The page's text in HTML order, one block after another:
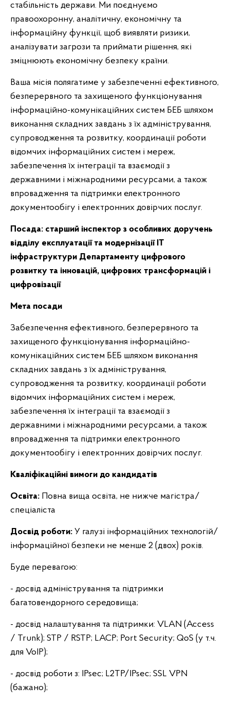
стабільність держави. Ми поєднуємо
правоохоронну, аналітичну, економічну та
інформаційну функції, щоб виявляти ризики,
аналізувати загрози та приймати рішення, які
зміцнюють економічну безпеку країни.
Ваша місія полягатиме у забезпеченні ефективного,
безперервного та захищеного функціонування
інформаційно-комунікаційних систем БЕБ шляхом
виконання складних завдань з їх адміністрування,
супроводження та розвитку, координації роботи
відомчих інформаційних систем і мереж,
забезпечення їх інтеграції та взаємодії з
державними і міжнародними ресурсами, а також
впровадження та підтримки електронного
документообігу і електронних довірчих послуг.
Посада: старший інспектор з особливих доручень
відділу експлуатації та модернізації ІТ
інфраструктури Департаменту цифрового
розвитку та інновацій, цифрових трансформацій і
цифровізації
Мета посади
Забезпечення ефективного, безперервного та
захищеного функціонування інформаційно-
комунікаційних систем БЕБ шляхом виконання
складних завдань з їх адміністрування,
супроводження та розвитку, координації роботи
відомчих інформаційних систем і мереж,
забезпечення їх інтеграції та взаємодії з
державними і міжнародними ресурсами, а також
впровадження та підтримки електронного
документообігу і електронних довірчих послуг.
Кваліфікаційні вимоги до кандидатів
Освіта: Повна вища освіта, не нижче магістра/
спеціаліста
Досвід роботи: У галузі інформаційних технологій/
інформаційної безпеки не менше 2 (двох) років.
Буде перевагою:
- досвід адміністрування та підтримки
багатовендорного середовища;
- досвід налаштування та підтримки: VLAN (Access
/ Trunk); STP / RSTP; LACP; Port Security; QoS (у т.ч.
для VoIP);
- досвід роботи з: IPsec; L2TP/IPsec; SSL VPN
(бажано);